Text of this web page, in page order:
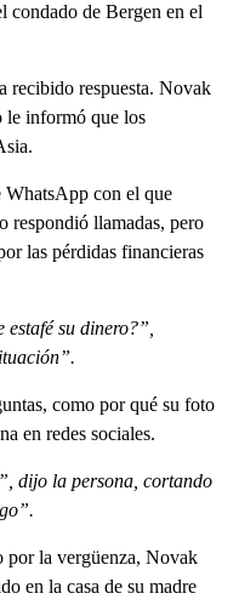
condado de Bergen en el
recibido respuesta. Novak
le informó que los
con el que
respondió llamadas, pero
las pérdidas financieras
su dinero?”,
como por qué su foto
en redes sociales.
dijo la persona, cortando
por la vergüenza, Novak
en la casa de su madre